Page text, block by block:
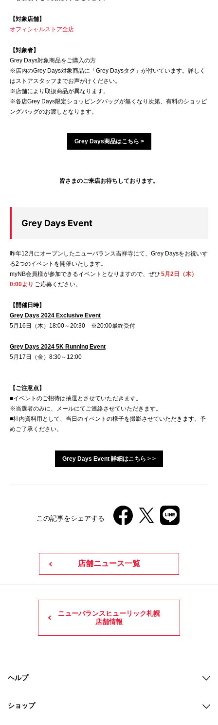
【対象店舗】
オフィシャルストア全店
【対象者】
Grey Days対象商品をご購入の方
※店内のGrey Days対象商品に「Grey Daysタグ」が付いています。詳しく
はストアスタッフまでお声がけください。
※店舗により取扱商品が異なります。
※各店Grey Days限定ショッピングバッグが無くなり次第、有料のショッピ
ングバッグのお渡しとなります。
Grey Days商品はこちら >
皆さまのご来店お待ちしております。
Grey Days Event
昨年12月にオープンしたニューバランス吉祥寺にて、Grey Daysをお祝いす
る2つのイベントを開催いたします。
myNB会員様が参加できるイベントとなりますので、ぜひ 5月2日（木）
0:00より ご応募ください。
【開催日時】
Grey Days 2024 Exclusive Event
5月16日（木）18:00～20:30 ※20:00最終受付
Grey Days 2024 5K Running Event
5月17日（金）8:30～12:00
【ご注意点】
■イベントのご招待は抽選とさせていただきます。
※当選者のみに、メールにてご連絡させていただきます。
■社内資料用として、当日のイベントの様子を撮影させていただきます。予
めご了承ください。
Grey Days Event 詳細はこちら > >
この記事をシェアする
店舗ニュース一覧
ニューバランスヒューリック札幌
店舗情報
ヘルプ
ショップ